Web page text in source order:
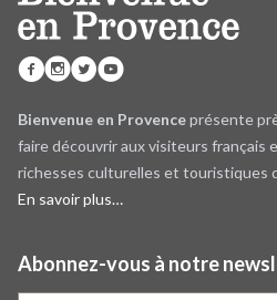
Bienvenue en Provenceprésente
faire découvrir aux visiteurs français
richesses culturelles et touristiques
En savoir plus…
Abonnez-vous à notre